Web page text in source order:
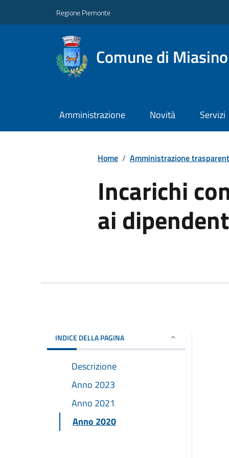
Regione Piemonte
Comune di Miasino
Amministrazione Novità Servizi
Home / Amministrazione
Incarichi
ai
INDICE DELLA PAGINA
Descrizione
Anno 2023
Anno 2021
Anno 2020